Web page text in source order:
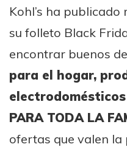
Kohl’s ha
su folleto Black
encontrar buenos
para el hogar,
PARA TODA LA
ofertas que valen la